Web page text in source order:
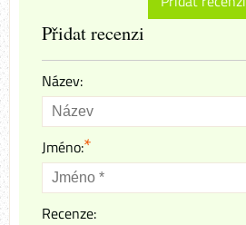
Přidat recenzi
Název:
Jméno:*
Recenze: